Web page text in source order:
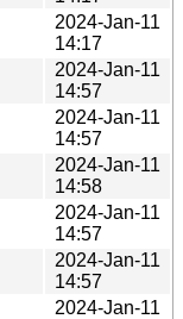
2024-Jan-11
14:17
2024-Jan-11
14:57
2024-Jan-11
14:57
2024-Jan-11
14:58
2024-Jan-11
14:57
2024-Jan-11
14:57
2024-Jan-11